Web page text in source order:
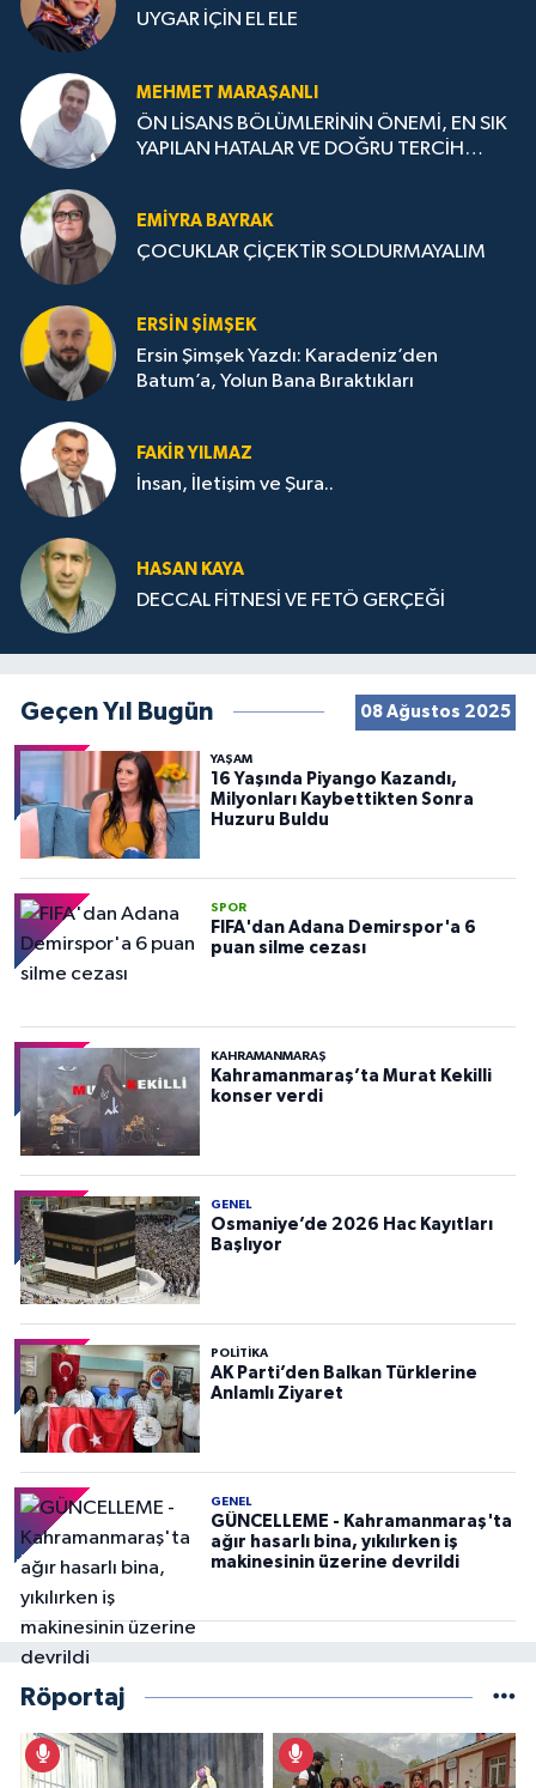
UYGAR İÇİN EL ELE
MEHMET MARAŞANLI
ÖN LİSANS BÖLÜMLERİNİN ÖNEMİ, EN SIK
YAPILAN HATALAR VE DOĞRU TERCİH
EMIYRA BAYRAK
ÇOCUKLAR ÇİÇEKTİR SOLDURMAYALIM
ERSIN ŞIMŞEK
Ersin Şimşek Yazdı: Karadeniz’den
Batum’a, Yolun Bana Bıraktıkları
FAKIR YILMAZ
İnsan, İletişim ve Şura..
HASAN KAYA
DECCAL FİTNESİ VE FETÖ GERÇEĞİ
Geçen Yıl Bugün 08 Ağustos 2025
YAŞAM
16 Yaşında Piyango Kazandı,
Milyonları Kaybettikten Sonra
Huzuru Buldu
SPOR
FIFA'dan Adana Demirspor'a 6
puan silme cezası
KAHRAMANMARAŞ
Kahramanmaraş’ta Murat Kekilli
konser verdi
GENEL
Osmaniye’de 2026 Hac Kayıtları
Başlıyor
POLITIKA
AK Parti’den Balkan Türklerine
Anlamlı Ziyaret
GENEL
GÜNCELLEME - Kahramanmaraş'ta
ağır hasarlı bina, yıkılırken iş
makinesinin üzerine devrildi
Röportaj